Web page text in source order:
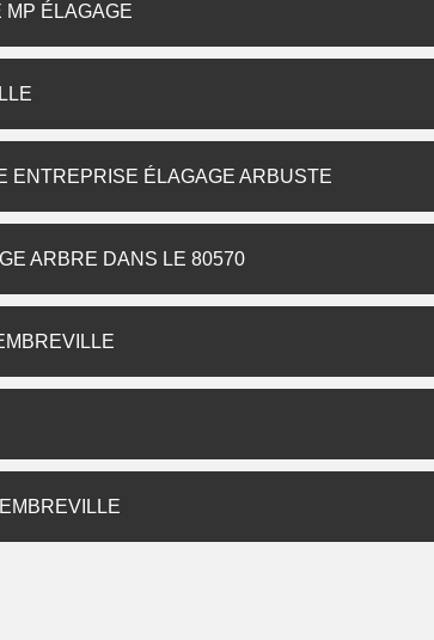
MP ÉLAGAGE
ENTREPRISE ÉLAGAGE ARBUSTE
ARBRE DANS LE 80570